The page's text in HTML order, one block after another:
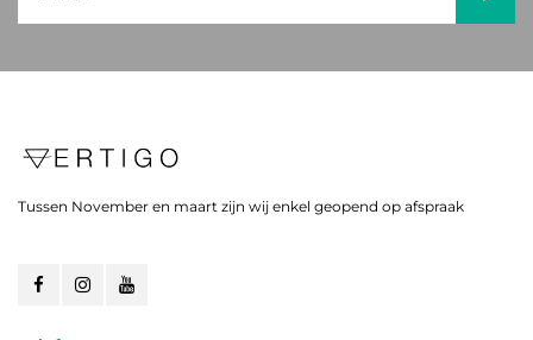
Tussen November en maart zijn wij enkel geopend op afspraak